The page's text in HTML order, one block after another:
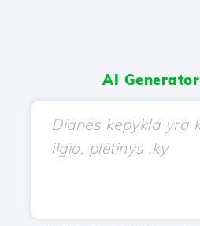
AI Generator